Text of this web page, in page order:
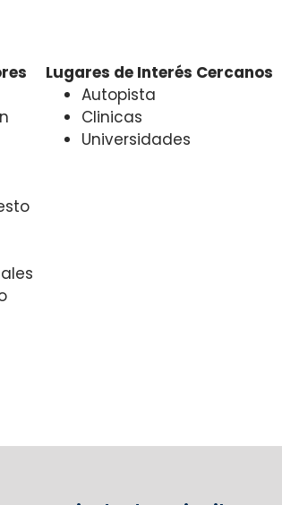
Lugares de Interés Cercanos
Autopista
Clinicas
Universidades